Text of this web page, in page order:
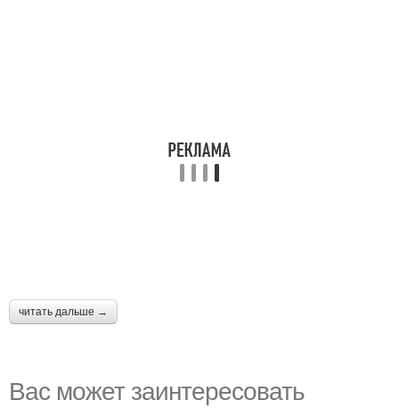
читать дальше →
Вас может заинтересовать